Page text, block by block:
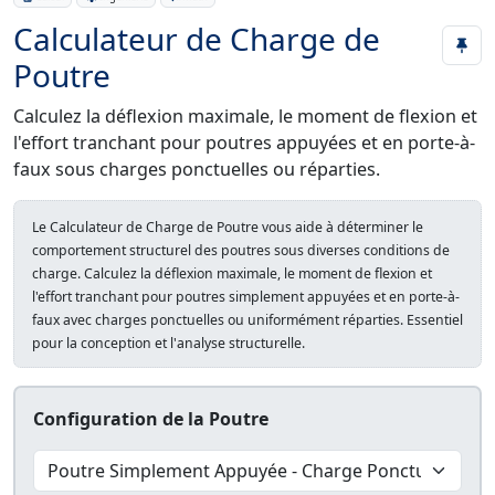
Calculateur de Charge de
Poutre
Calculez la déflexion maximale, le moment de flexion et
l'effort tranchant pour poutres appuyées et en porte-à-
faux sous charges ponctuelles ou réparties.
Le Calculateur de Charge de Poutre vous aide à déterminer le
comportement structurel des poutres sous diverses conditions de
charge. Calculez la déflexion maximale, le moment de flexion et
l'effort tranchant pour poutres simplement appuyées et en porte-à-
faux avec charges ponctuelles ou uniformément réparties. Essentiel
pour la conception et l'analyse structurelle.
Configuration de la Poutre